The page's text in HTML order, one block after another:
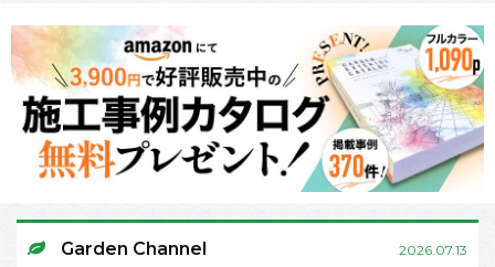
Garden Channel 2026.07.13